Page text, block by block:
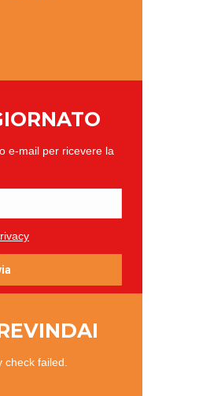
e-mail per ricevere la
check failed.